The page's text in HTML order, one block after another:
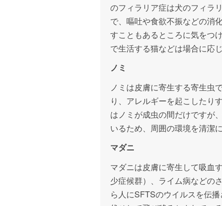
のフィラリア症は犬のフィラ
で、嘔吐や食欲不振などの消
すこともあるところに気をつ
で生活する猫などは場合に応
ノミ
ノミは皮膚に寄生する寄生虫
り、アレルギーを起こしたり
はノミが成虫の間だけですが
いるため、周囲の環境を清潔
マダニ
マダニは皮膚に寄生して吸血
少症候群）、ライム病などの
ら人にSFTSのウイルスを伝